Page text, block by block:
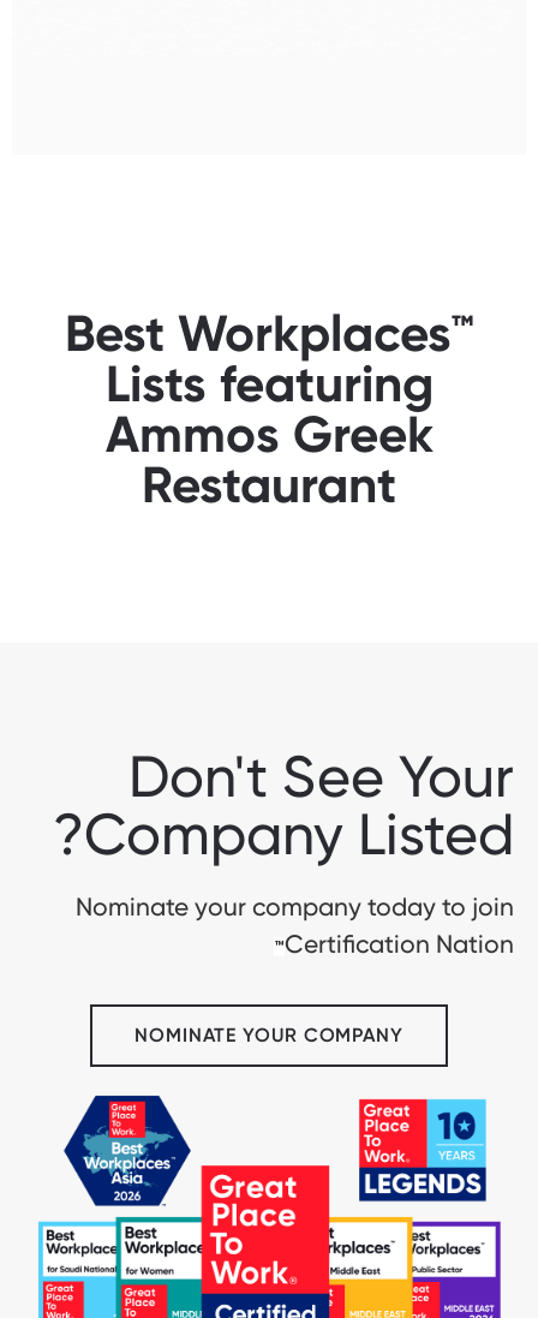
Best Workplaces™
Lists featuring
Ammos Greek
Restaurant
Don't See Your
Company Listed?
Nominate your company today to join
Certification Nation
™
NOMINATE YOUR COMPANY